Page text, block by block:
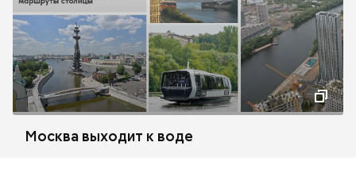
Москва выходит к воде